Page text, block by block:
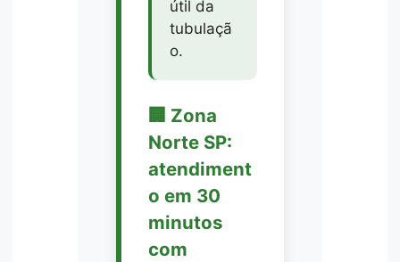
útil da
tubulaçã
o.
🏢 Zona
Norte SP:
atendiment
o em 30
minutos
com